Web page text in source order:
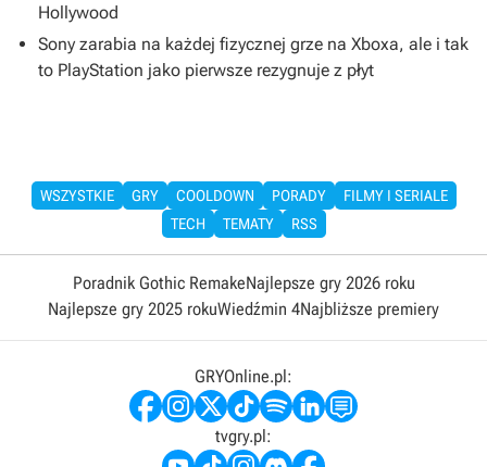
Hollywood
Sony zarabia na każdej fizycznej grze na Xboxa, ale i tak
to PlayStation jako pierwsze rezygnuje z płyt
WSZYSTKIE GRY COOLDOWN PORADY
FILMY I SERIALE
TECH
TEMATY RSS
Poradnik Gothic RemakeNajlepsze gry 2026 roku
Najlepsze gry 2025 rokuWiedźmin 4Najbliższe premiery
GRYOnline.pl:
tvgry.pl: